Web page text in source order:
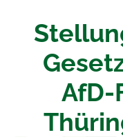
AfD-